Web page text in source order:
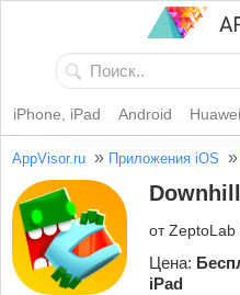
iPhone, iPad Android Huawei
AppVisor.ru » Приложения iOS »
от ZeptoLab
Цена:
iPad